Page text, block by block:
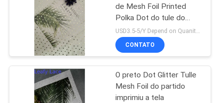
Tule Mesh Fabric
de Mesh Foil Printed
Polka Dot do tule do
marfim
USD3.5-5/Y Depend on Quanity MOQ:10yards
CONTATO
O preto Dot Glitter Tulle
Mesh Foil do partido
imprimiu a tela